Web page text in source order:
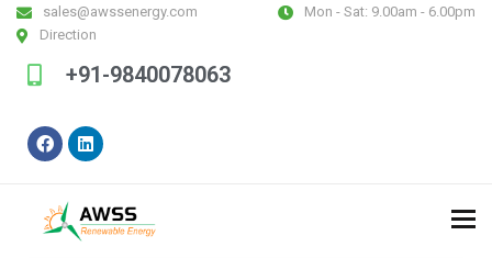
sales@awssenergy.com Mon - Sat: 9.00am - 6.00pm
Direction
+91-9840078063